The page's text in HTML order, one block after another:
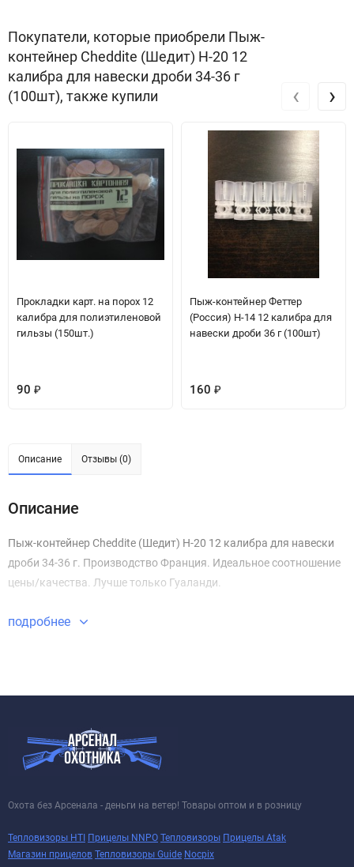
Покупатели, которые приобрели Пыж-
контейнер Cheddite (Шедит) H-20 12
калибра для навески дроби 34-36 г
(100шт), также купили
Прокладки карт. на порох 12
калибра для полиэтиленовой
гильзы (150шт.)
90 ₽
Пыж-контейнер Феттер
(Россия) H-14 12 калибра для
навески дроби 36 г (100шт)
160 ₽
‹ ›
Описание Отзывы (0)
Описание
Пыж-контейнер Cheddite (Шедит) H-20 12 калибра для навески
дроби 34-36 г. Производство Франция. Идеальное соотношение
цены/качества. Лучше только Гуаланди.
подробнее
Охота без Арсенала - деньги на ветер! Товары оптом и в розницу
Тепловизоры HTI Прицелы NNPO Тепловизоры Прицелы Atak
Магазин прицелов Тепловизоры Guide Nocpix